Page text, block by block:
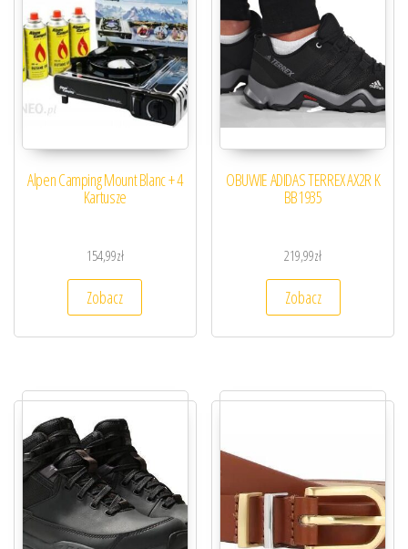
Alpen Camping Mount Blanc + 4
Kartusze
154,99zł
Zobacz
OBUWIE ADIDAS TERREX AX2R K
BB1935
219,99zł
Zobacz